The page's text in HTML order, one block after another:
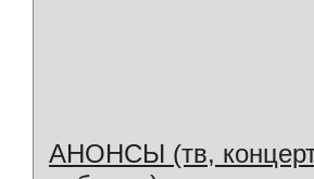
АНОНСЫ (тв,